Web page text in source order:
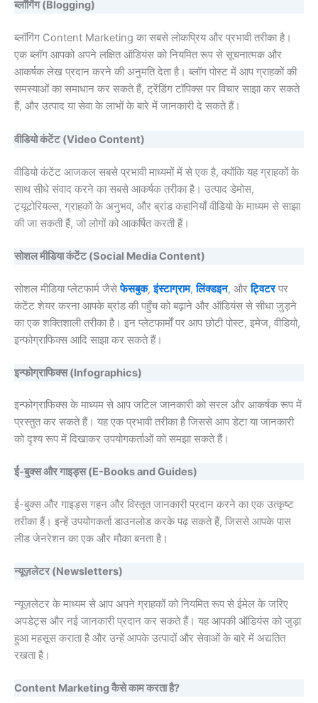
ब्लॉगिंग (Blogging)
ब्लॉगिंग Content Marketing का सबसे लोकप्रिय और प्रभावी तरीका है।
एक ब्लॉग आपको अपने लक्षित ऑडियंस को नियमित रूप से सूचनात्मक और
आकर्षक लेख प्रदान करने की अनुमति देता है। ब्लॉग पोस्ट में आप ग्राहकों की
समस्याओं का समाधान कर सकते हैं, ट्रेंडिंग टॉपिक्स पर विचार साझा कर सकते
हैं, और उत्पाद या सेवा के लाभों के बारे में जानकारी दे सकते हैं।
वीडियो कंटेंट (Video Content)
वीडियो कंटेंट आजकल सबसे प्रभावी माध्यमों में से एक है, क्योंकि यह ग्राहकों के
साथ सीधे संवाद करने का सबसे आकर्षक तरीका है। उत्पाद डेमोस,
ट्यूटोरियल्स, ग्राहकों के अनुभव, और ब्रांड कहानियाँ वीडियो के माध्यम से साझा
की जा सकती हैं, जो लोगों को आकर्षित करती हैं।
सोशल मीडिया कंटेंट (Social Media Content)
सोशल मीडिया प्लेटफार्म जैसेफेसबुक,इंस्टाग्राम,लिंक्डइन, औरट्विटरपर
कंटेंट शेयर करना आपके ब्रांड की पहुँच को बढ़ाने और ऑडियंस से सीधा जुड़ने
का एक शक्तिशाली तरीका है। इन प्लेटफार्मों पर आप छोटी पोस्ट, इमेज, वीडियो,
इन्फोग्राफिक्स आदि साझा कर सकते हैं।
इन्फोग्राफिक्स (Infographics)
इन्फोग्राफिक्स के माध्यम से आप जटिल जानकारी को सरल और आकर्षक रूप में
प्रस्तुत कर सकते हैं। यह एक प्रभावी तरीका है जिससे आप डेटा या जानकारी
को दृश्य रूप में दिखाकर उपयोगकर्ताओं को समझा सकते हैं।
ई-बुक्स और गाइड्स (E-Books and Guides)
ई-बुक्स और गाइड्स गहन और विस्तृत जानकारी प्रदान करने का एक उत्कृष्ट
तरीका हैं। इन्हें उपयोगकर्ता डाउनलोड करके पढ़ सकते हैं, जिससे आपके पास
लीड जेनरेशन का एक और मौका बनता है।
न्यूज़लेटर (Newsletters)
न्यूज़लेटर के माध्यम से आप अपने ग्राहकों को नियमित रूप से ईमेल के जरिए
अपडेट्स और नई जानकारी प्रदान कर सकते हैं। यह आपकी ऑडियंस को जुड़ा
हुआ महसूस कराता है और उन्हें आपके उत्पादों और सेवाओं के बारे में अद्यतित
रखता है।
Content Marketing कैसे काम करता है?